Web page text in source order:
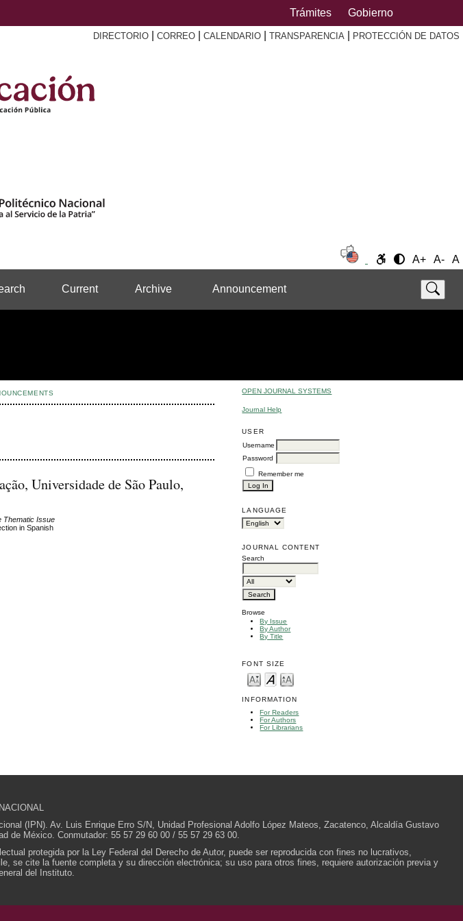
Trámites Gobierno
DIRECTORIO CORREO CALENDARIO TRANSPARENCIA PROTECCIÓN DE DATOS
A+ A- A
Current Archive Announcement
OPEN JOURNAL SYSTEMS
Journal Help
USER
Username
Password
Remember me
LANGUAGE
JOURNAL CONTENT
Search
Browse
By Issue
By Author
By Title
FONT SIZE
INFORMATION
For Readers
For Authors
For Librarians
Universidade de São Paulo,
Thematic Issue
in Spanish
(IPN). Av. Luis Enrique Erro S/N, Unidad Profesional Adolfo López Mateos, Zacatenco, Alcaldía Gustavo
de México. Conmutador: 55 57 29 60 00 / 55 57 29 63 00.
protegida por la Ley Federal del Derecho de Autor, puede ser reproducida con fines no lucrativos,
se cite la fuente completa y su dirección electrónica; su uso para otros fines, requiere autorización previa y
del Instituto.